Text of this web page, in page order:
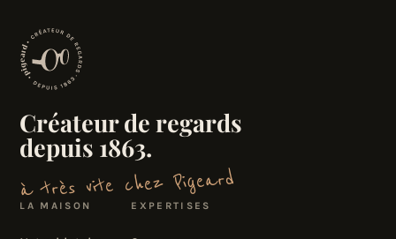
Créateur de regards
depuis 1863.
à très vite chez Pigeard
LA MAISON EXPERTISES